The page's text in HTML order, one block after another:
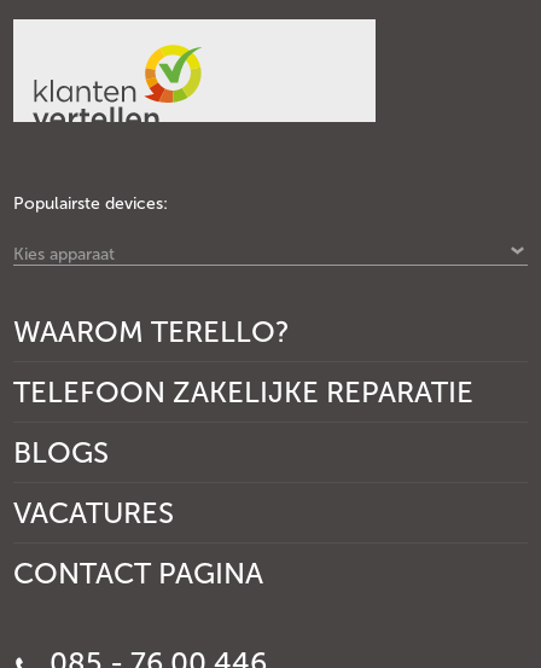
Populairste devices:
Kies apparaat
WAAROM TERELLO?
TELEFOON ZAKELIJKE REPARATIE
BLOGS
VACATURES
CONTACT PAGINA